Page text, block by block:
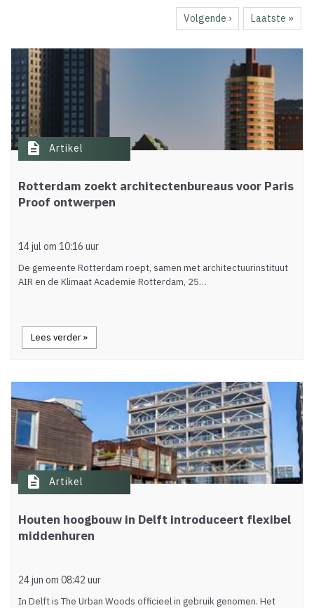
pagina
Volgende
pagina
Volgende ›
Laatste
pagina
Laatste »
description Artikel
Rotterdam zoekt architectenbureaus voor Paris
Proof ontwerpen
14 jul om 10:16 uur
De gemeente Rotterdam roept, samen met architectuurinstituut
AIR en de Klimaat Academie Rotterdam, 25…
Lees verder »
description Artikel
Houten hoogbouw in Delft introduceert flexibel
middenhuren
24 jun om 08:42 uur
In Delft is The Urban Woods officieel in gebruik genomen. Het